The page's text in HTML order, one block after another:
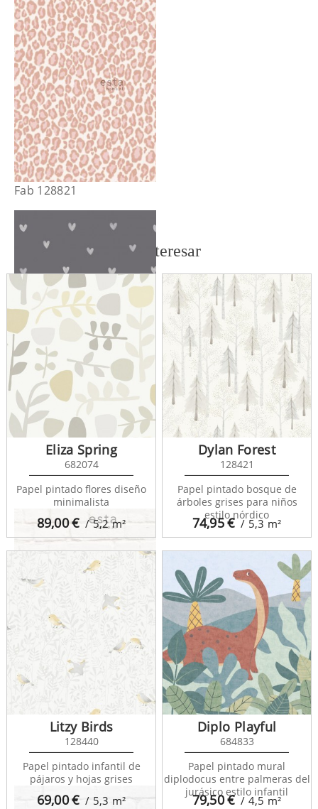
Fab 128821
Fab 128832
También te puede interesar
89,00€ / 5,2m²
Eliza Spring
682074
Papel pintado flores diseño
minimalista
74,95€ / 5,3m²
Dylan Forest
128421
Papel pintado bosque de
árboles grises para niños
estilo nórdico
69,00€ / 5,3 m²
Litzy Birds
128440
Papel pintado infantil de
pájaros y hojas grises
79,50€ / 4,5m²
Diplo Playful
684833
Papel pintado mural
diplodocus entre palmeras del
jurásico estilo infantil